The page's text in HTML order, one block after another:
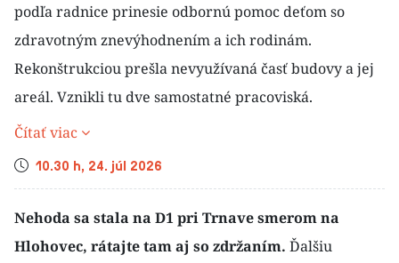
Čas
10.30 h, 24. júl 2026
podľa radnice prinesie odbornú pomoc deťom so
zdravotným znevýhodnením a ich rodinám.
Rekonštrukciou prešla nevyužívaná časť budovy a jej
areál. Vznikli tu dve samostatné pracoviská.
Čítať viac
Nehoda sa stala na D1 pri Trnave smerom na
Hlohovec, rátajte tam aj so zdržaním. Ďalšiu